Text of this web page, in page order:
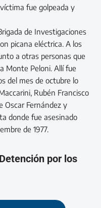
fue golpeada y
de Investigaciones
picana eléctrica. A los
a otras personas que
Monte Peloni. Allí fue
del mes de octubre lo
Rubén Francisco
Oscar Fernández y
donde fue asesinado
de 1977.
por los